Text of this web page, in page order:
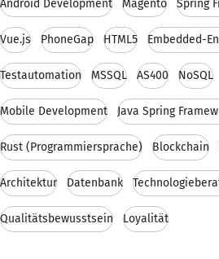
Android Development Magento Spring
Vue.js PhoneGap HTML5 Embedded-
Testautomation MSSQL AS400 NoSQL
Mobile Development Java Spring
Rust (Programmiersprache) Blockchain
Architektur Datenbank
Qualitätsbewusstsein Loyalität